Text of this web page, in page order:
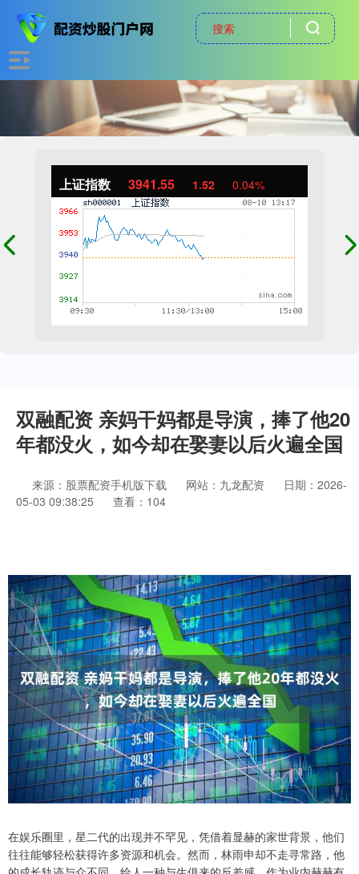
上证指数 3941.55 1.52 0.04%
双融配资 亲妈干妈都是导演，捧了他20
年都没火，如今却在娶妻以后火遍全国
来源：股票配资手机版下载 网站：九龙配资
日期：2026-
05-03 09:38:25
查看：104
在娱乐圈里，星二代的出现并不罕见，凭借着显赫的家世背景，他们
往往能够轻松获得许多资源和机会。然而，林雨申却不走寻常路，他